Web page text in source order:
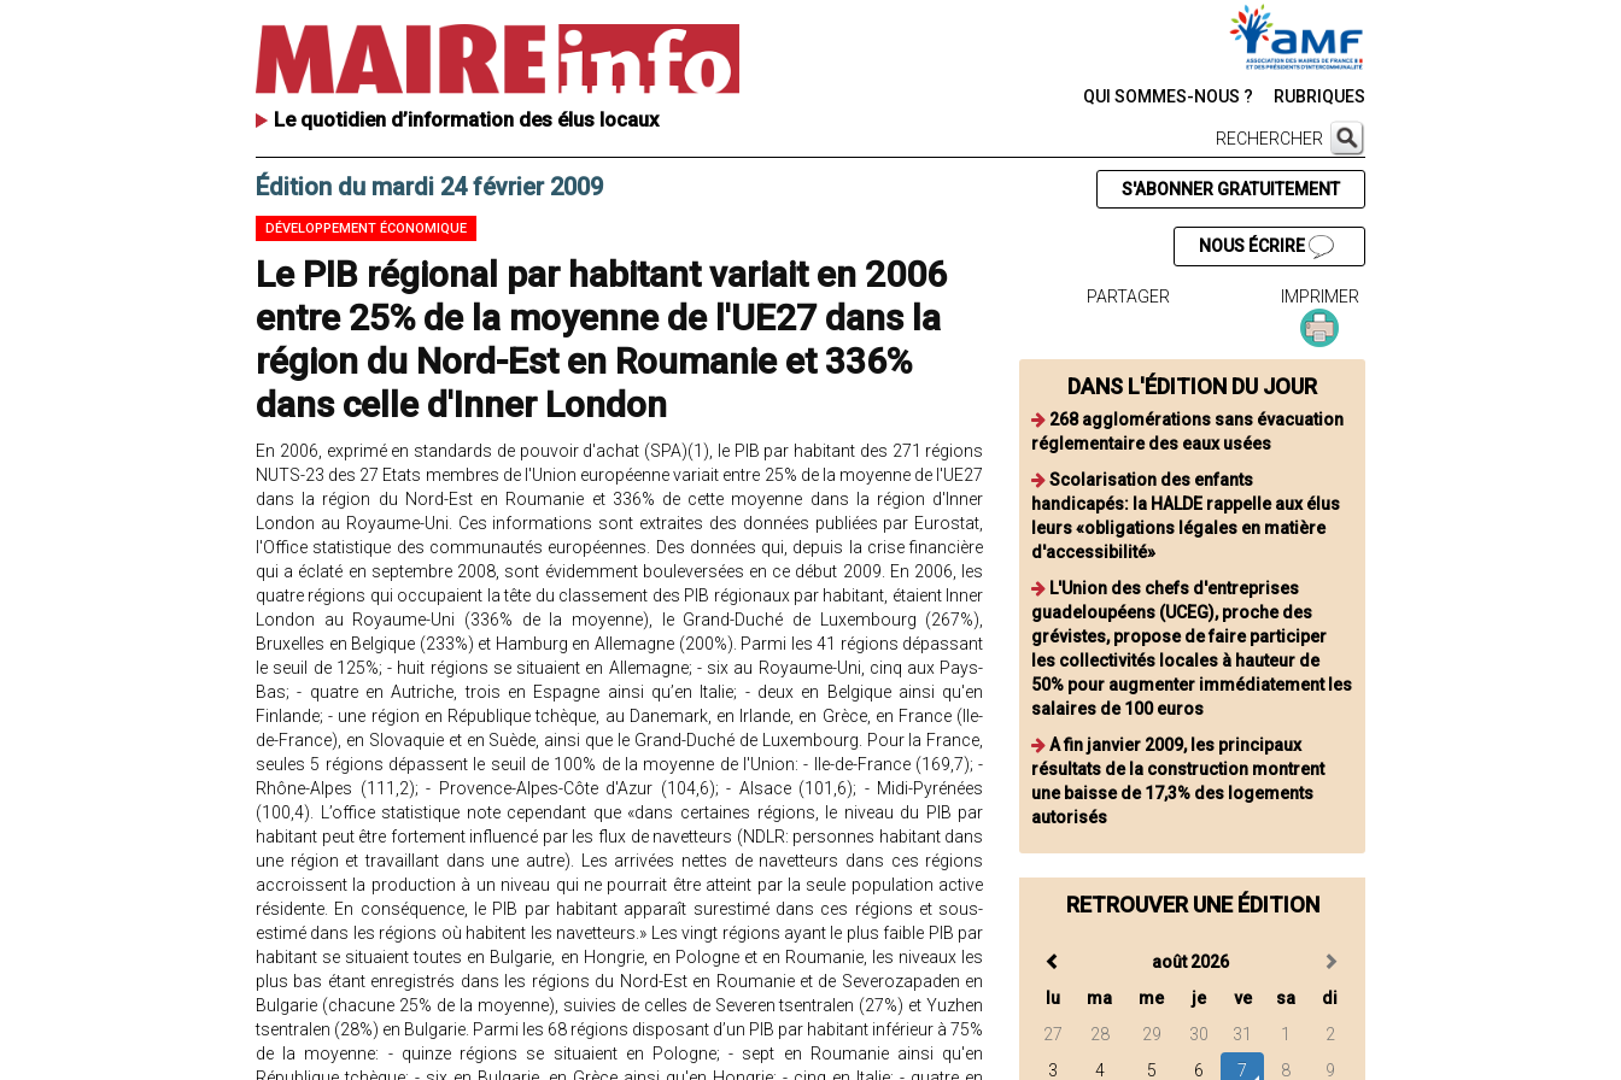
Le quotidien d’information des élus locaux
QUI SOMMES-NOUS ? RUBRIQUES
RECHERCHER
Édition du mardi 24 février 2009
DÉVELOPPEMENT ÉCONOMIQUE
Le PIB régional par habitant variait en 2006
entre 25% de la moyenne de l'UE27 dans la
région du Nord-Est en Roumanie et 336%
dans celle d'Inner London
En 2006, exprimé en standards de pouvoir d'achat (SPA)(1), le PIB par habitant des 271 régions
NUTS-23 des 27 Etats membres de l'Union européenne variait entre 25% de la moyenne de l'UE27
dans la région du Nord-Est en Roumanie et 336% de cette moyenne dans la région d'Inner
London au Royaume-Uni. Ces informations sont extraites des données publiées par Eurostat,
l'Office statistique des communautés européennes. Des données qui, depuis la crise financière
qui a éclaté en septembre 2008, sont évidemment bouleversées en ce début 2009. En 2006, les
quatre régions qui occupaient la tête du classement des PIB régionaux par habitant, étaient Inner
London au Royaume-Uni (336% de la moyenne), le Grand-Duché de Luxembourg (267%),
Bruxelles en Belgique (233%) et Hamburg en Allemagne (200%). Parmi les 41 régions dépassant
le seuil de 125%; - huit régions se situaient en Allemagne; - six au Royaume-Uni, cinq aux Pays-
Bas; - quatre en Autriche, trois en Espagne ainsi qu’en Italie; - deux en Belgique ainsi qu'en
Finlande; - une région en République tchèque, au Danemark, en Irlande, en Grèce, en France (Ile-
de-France), en Slovaquie et en Suède, ainsi que le Grand-Duché de Luxembourg. Pour la France,
seules 5 régions dépassent le seuil de 100% de la moyenne de l'Union: - Ile-de-France (169,7); -
Rhône-Alpes (111,2); - Provence-Alpes-Côte d'Azur (104,6); - Alsace (101,6); - Midi-Pyrénées
(100,4). L’office statistique note cependant que «dans certaines régions, le niveau du PIB par
habitant peut être fortement influencé par les flux de navetteurs (NDLR: personnes habitant dans
une région et travaillant dans une autre). Les arrivées nettes de navetteurs dans ces régions
accroissent la production à un niveau qui ne pourrait être atteint par la seule population active
résidente. En conséquence, le PIB par habitant apparaît surestimé dans ces régions et sous-
estimé dans les régions où habitent les navetteurs.» Les vingt régions ayant le plus faible PIB par
habitant se situaient toutes en Bulgarie, en Hongrie, en Pologne et en Roumanie, les niveaux les
plus bas étant enregistrés dans les régions du Nord-Est en Roumanie et de Severozapaden en
Bulgarie (chacune 25% de la moyenne), suivies de celles de Severen tsentralen (27%) et Yuzhen
tsentralen (28%) en Bulgarie. Parmi les 68 régions disposant d’un PIB par habitant inférieur à 75%
de la moyenne: - quinze régions se situaient en Pologne; - sept en Roumanie ainsi qu'en
S'ABONNER GRATUITEMENT
NOUS ÉCRIRE
PARTAGER IMPRIMER
DANS L'ÉDITION DU JOUR
268 agglomérations sans évacuation
réglementaire des eaux usées
Scolarisation des enfants
handicapés: la HALDE rappelle aux élus
leurs «obligations légales en matière
d'accessibilité»
L'Union des chefs d'entreprises
guadeloupéens (UCEG), proche des
grévistes, propose de faire participer
les collectivités locales à hauteur de
50% pour augmenter immédiatement les
salaires de 100 euros
A fin janvier 2009, les principaux
résultats de la construction montrent
une baisse de 17,3% des logements
autorisés
RETROUVER UNE ÉDITION
août 2026
lu
ma me je ve sa
di
27
28 29 30 31 1
2
3
4 5 6 7 8 9